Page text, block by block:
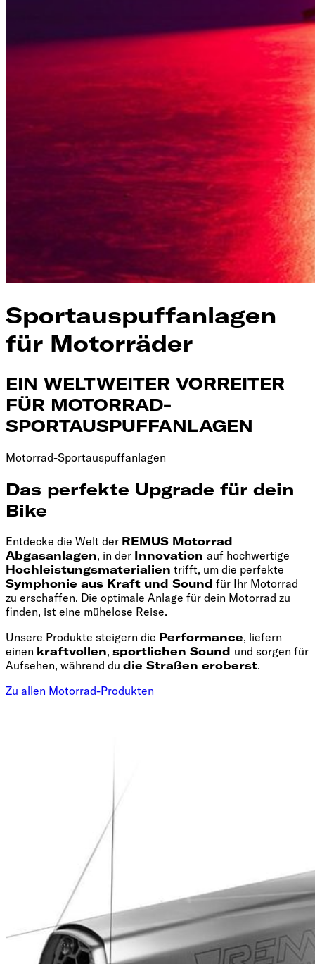
Sportauspuffanlagen
für Motorräder
EIN WELTWEITER VORREITER
FÜR MOTORRAD-
SPORTAUSPUFFANLAGEN
Motorrad-Sportauspuffanlagen
Das perfekte Upgrade für dein
Bike
Entdecke die Welt der REMUS Motorrad
Abgasanlagen, in der Innovation auf hochwertige
Hochleistungsmaterialien trifft, um die perfekte
Symphonie aus Kraft und Sound für Ihr Motorrad
zu erschaffen. Die optimale Anlage für dein Motorrad zu
finden, ist eine mühelose Reise.
Unsere Produkte steigern die Performance, liefern
einen kraftvollen, sportlichen Sound und sorgen für
Aufsehen, während du die Straßen eroberst.
Zu allen Motorrad-Produkten